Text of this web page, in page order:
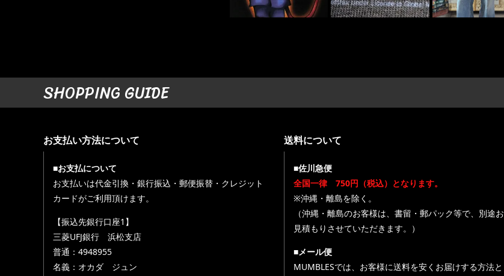
SHOPPING GUIDE
お支払い方法について
■お支払について
お支払いは代金引換・銀行振込・郵便振替・クレジット
カードがご利用頂けます。
【振込先銀行口座1】
三菱UFJ銀行 浜松支店
普通：4948955
名義：オカダ ジュン
送料について
■佐川急便
全国一律 750円（税込）となります。
※沖縄・離島を除く。
（沖縄・離島のお客様は、書留・郵パック等で、別途お
見積もりさせていただきます。）
■メール便
MUMBLESでは、お客様に送料を安くお届けする方法と